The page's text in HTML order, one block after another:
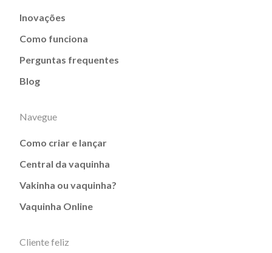
Inovações
Como funciona
Perguntas frequentes
Blog
Navegue
Como criar e lançar
Central da vaquinha
Vakinha ou vaquinha?
Vaquinha Online
Cliente feliz